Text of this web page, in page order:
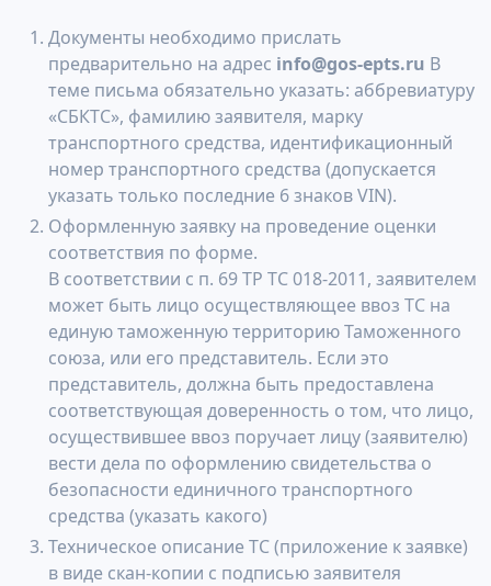
Документы необходимо прислать
предварительно на адрес info@gos-epts.ru В
теме письма обязательно указать: аббревиатуру
«СБКТС», фамилию заявителя, марку
транспортного средства, идентификационный
номер транспортного средства (допускается
указать только последние 6 знаков VIN).
Оформленную заявку на проведение оценки
соответствия по форме.
В соответствии с п. 69 ТР ТС 018-2011, заявителем
может быть лицо осуществляющее ввоз ТС на
единую таможенную территорию Таможенного
союза, или его представитель. Если это
представитель, должна быть предоставлена
соответствующая доверенность о том, что лицо,
осуществившее ввоз поручает лицу (заявителю)
вести дела по оформлению свидетельства о
безопасности единичного транспортного
средства (указать какого)
Техническое описание ТС (приложение к заявке)
в виде скан-копии с подписью заявителя